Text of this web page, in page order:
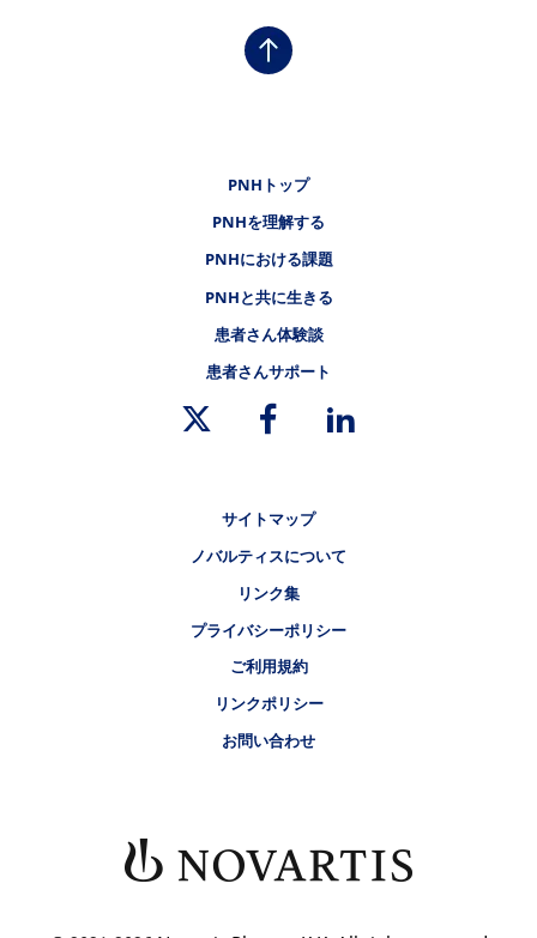
PNHトップ
PNHを理解する
PNHにおける課題
PNHと共に生きる
患者さん体験談
患者さんサポート
サイトマップ
ノバルティスについて
リンク集
プライバシーポリシー
ご利用規約
リンクポリシー
お問い合わせ